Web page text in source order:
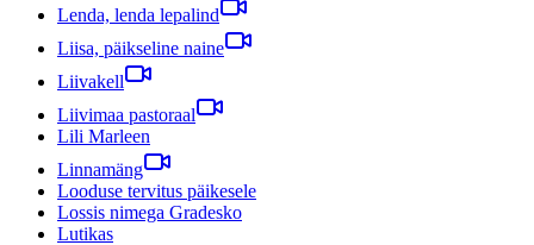
Lenda, lenda lepalind
Liisa, päikseline naine
Liivakell
Liivimaa pastoraal
Lili Marleen
Linnamäng
Looduse tervitus päikesele
Lossis nimega Gradesko
Lutikas